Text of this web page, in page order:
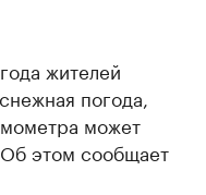
жителей
погода,
может
этом сообщает